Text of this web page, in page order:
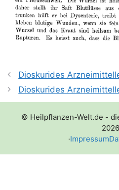
Dioskurides
Dioskurides
© Heilpflanzen-Welt.de -
2026
·Impressum